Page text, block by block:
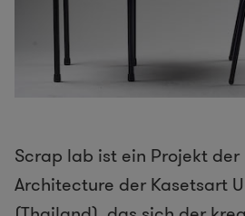
Scrap lab ist ein Projekt
Architecture der Kasetsart